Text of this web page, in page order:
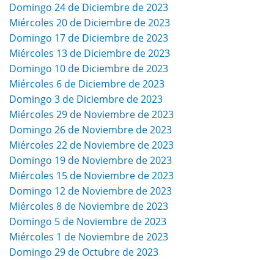
Domingo 24 de Diciembre de 2023
Miércoles 20 de Diciembre de 2023
Domingo 17 de Diciembre de 2023
Miércoles 13 de Diciembre de 2023
Domingo 10 de Diciembre de 2023
Miércoles 6 de Diciembre de 2023
Domingo 3 de Diciembre de 2023
Miércoles 29 de Noviembre de 2023
Domingo 26 de Noviembre de 2023
Miércoles 22 de Noviembre de 2023
Domingo 19 de Noviembre de 2023
Miércoles 15 de Noviembre de 2023
Domingo 12 de Noviembre de 2023
Miércoles 8 de Noviembre de 2023
Domingo 5 de Noviembre de 2023
Miércoles 1 de Noviembre de 2023
Domingo 29 de Octubre de 2023